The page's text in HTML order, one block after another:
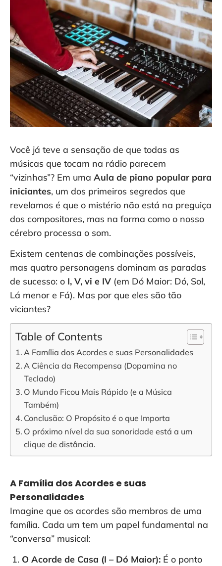
Você já teve a sensação de que todas as
músicas que tocam na rádio parecem
“vizinhas”? Em uma Aula de piano popular para
iniciantes, um dos primeiros segredos que
revelamos é que o mistério não está na preguiça
dos compositores, mas na forma como o nosso
cérebro processa o som.
Existem centenas de combinações possíveis,
mas quatro personagens dominam as paradas
de sucesso: o I, V, vi e IV (em Dó Maior: Dó, Sol,
Lá menor e Fá). Mas por que eles são tão
viciantes?
Table of Contents
A Família dos Acordes e suas Personalidades
A Ciência da Recompensa (Dopamina no
Teclado)
O Mundo Ficou Mais Rápido (e a Música
Também)
Conclusão: O Propósito é o que Importa
O próximo nível da sua sonoridade está a um
clique de distância.
A Família dos Acordes e suas
Personalidades
Imagine que os acordes são membros de uma
família. Cada um tem um papel fundamental na
“conversa” musical:
O Acorde de Casa (I – Dó Maior): É o ponto